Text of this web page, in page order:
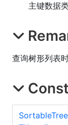
主键数据
查询树形列表